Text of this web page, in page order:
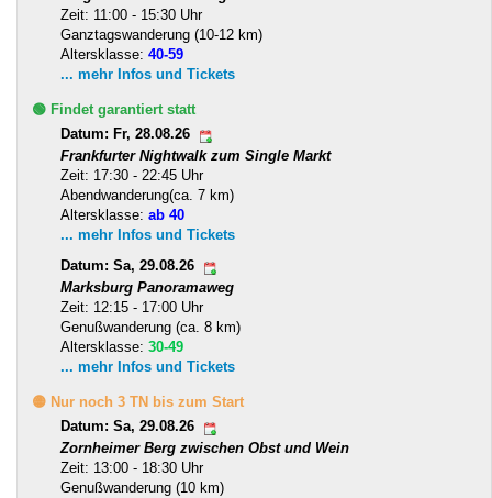
Zeit: 11:00 - 15:30 Uhr
Ganztagswanderung (10-12 km)
Altersklasse: 40-59
... mehr Infos und Tickets
🟢 Findet garantiert statt
Datum: Fr, 28.08.26
Frankfurter Nightwalk zum Single Markt
Zeit: 17:30 - 22:45 Uhr
Abendwanderung(ca. 7 km)
Altersklasse: ab 40
... mehr Infos und Tickets
Datum: Sa, 29.08.26
Marksburg Panoramaweg
Zeit: 12:15 - 17:00 Uhr
Genußwanderung (ca. 8 km)
Altersklasse: 30-49
... mehr Infos und Tickets
🟡 Nur noch 3 TN bis zum Start
Datum: Sa, 29.08.26
Zornheimer Berg zwischen Obst und Wein
Zeit: 13:00 - 18:30 Uhr
Genußwanderung (10 km)